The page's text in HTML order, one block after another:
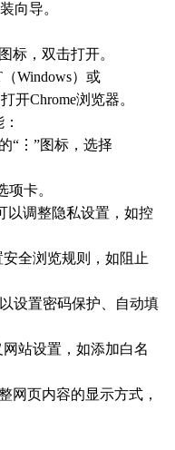
向导。
标，双击打开。
Windows）或
开Chrome浏览器。
“⋮”图标，选择
项卡。
以调整隐私设置，如控
安全浏览规则，如阻止
以设置密码保护、自动填
网站设置，如添加白名
网页内容的显示方式，